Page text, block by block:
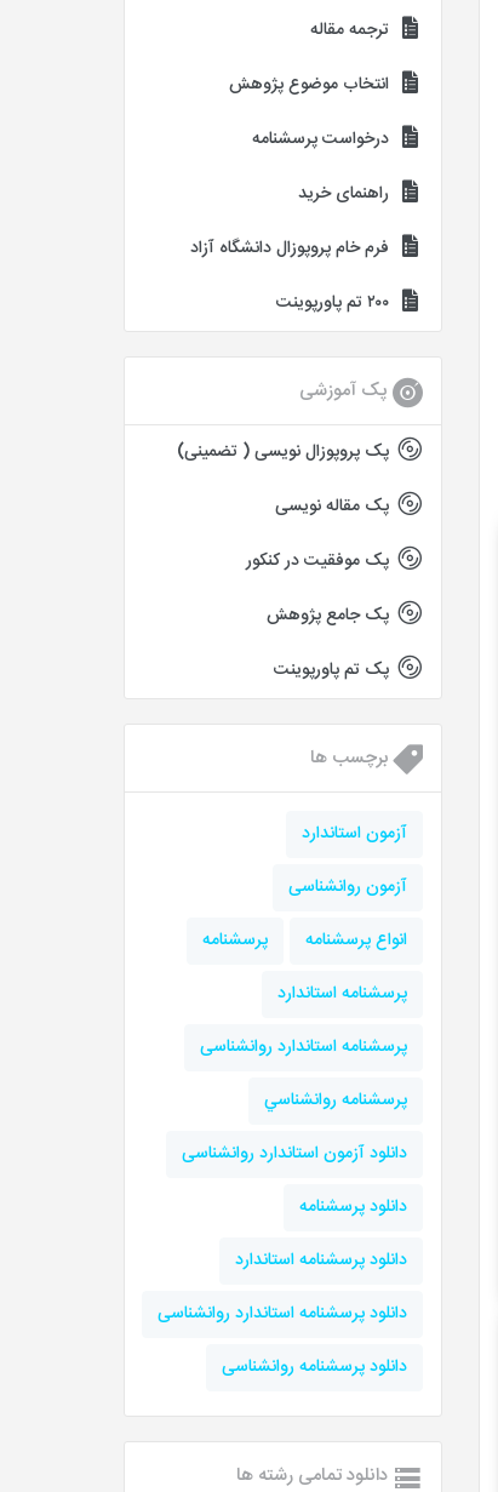
ترجمه مقاله
انتخاب موضوع پژوهش
درخواست پرسشنامه
راهنمای خرید
فرم خام پروپوزال دانشگاه آزاد
۲۰۰ تم پاورپوینت
پک آموزشی
پک پروپوزال نویسی ( تضمینی)
پک مقاله نویسی
پک موفقیت در کنکور
پک جامع پژوهش
پک تم پاورپوینت
برچسب ها
آزمون استاندارد
آزمون روانشناسی
انواع پرسشنامه
پرسشنامه
پرسشنامه استاندارد
پرسشنامه استاندارد روانشناسی
پرسشنامه روانشناسي
دانلود آزمون استاندارد روانشناسی
دانلود پرسشنامه
دانلود پرسشنامه استاندارد
دانلود پرسشنامه استاندارد روانشناسی
دانلود پرسشنامه روانشناسی
دانلود تمامی رشته ها